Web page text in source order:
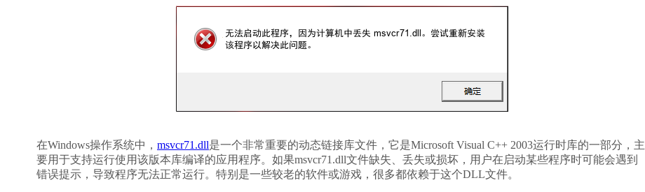
在Windows操作系统中， msvcr71.dll是一个非常重要的动态链接库文件，它是Microsoft Visual C++ 2003运行时库的一部分，主
要用于支持运行使用该版本库编译的应用程序。如果msvcr71.dll文件缺失、丢失或损坏，用户在启动某些程序时可能会遇到
错误提示，导致程序无法正常运行。特别是一些较老的软件或游戏，很多都依赖于这个DLL文件。